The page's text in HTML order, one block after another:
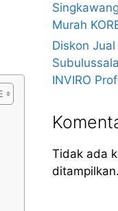
Murah
Diskon
INVIRO
Tidak ada
ditampilkan.